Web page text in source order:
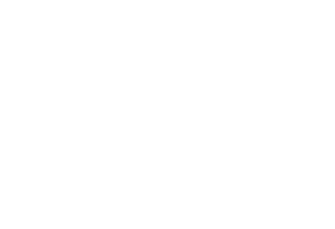
https://twitter.com/